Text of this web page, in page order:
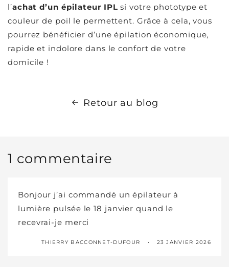
l’achat d’un épilateur IPLsi votre phototype et
couleur de poil le permettent. Grâce à cela, vous
pourrez bénéficier d’une épilation économique,
rapide et indolore dans le confort de votre
domicile !
Retour au blog
1 commentaire
Bonjour j’ai commandé un épilateur à
lumière pulsée le 18 janvier quand le
recevrai-je merci
THIERRY BACCONNET-DUFOUR 23 JANVIER 2026